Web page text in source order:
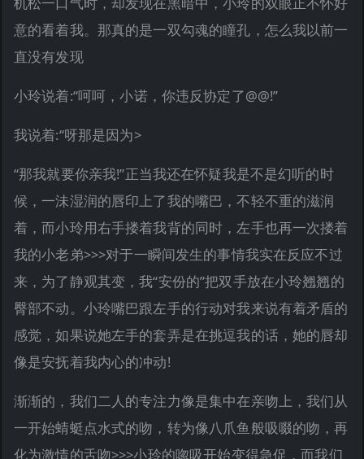
意的看着我。那真的是一双勾魂的瞳孔，怎么我以前一
直没有发现
小玲说着:“呵呵，小诺，你违反协定了@@!”
我说着:“呀那是因为>
“那我就要你亲我!”正当我还在怀疑我是不是幻听的时
候，一沬湿润的唇印上了我的嘴巴，不轻不重的滋润
着，而小玲用右手搂着我背的同时，左手也再一次搂着
我的小老弟>>>对于一瞬间发生的事情我实在反应不过
来，为了静观其变，我“安份的”把双手放在小玲翘翘的
臀部不动。小玲嘴巴跟左手的行动对我来说有着矛盾的
感觉，如果说她左手的套弄是在挑逗我的话，她的唇却
像是安抚着我内心的冲动!
渐渐的，我们二人的专注力像是集中在亲吻上，我们从
一开始蜻蜓点水式的吻，转为像八爪鱼般吸啜的吻，再
化为激情的舌吻>>>小玲的唿吸开始变得急促，而我们